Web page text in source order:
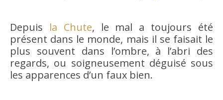
Depuis la Chute, le mal a toujours été
présent dans le monde, mais il se faisait le
plus souvent dans l’ombre, à l’abri des
regards, ou soigneusement déguisé sous
les apparences d’un faux bien.